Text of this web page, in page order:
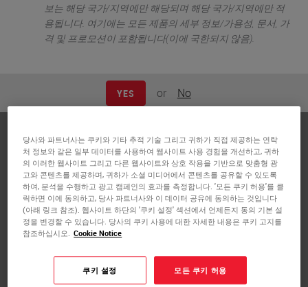
보는 해당 국가/지역에만 해당되며 해당 국가/지역에만 적
용됩니다. 여기에는 모든 제품의 세부 정보/가용성, 문서, 가
격 및 프로모션이 포함됩니다(이에 국한되지 않음).
YES or No
엘리슨 에크 (Allison Eck)
HTL(ASCP)CM, QLS, AHI(AMT)
엘리슨 에크는 펜실베니아주 도일스타운 병원의 수석 조직
임상병리사다. 그녀는 메릴랜드 하포드 커뮤니티 대학에서
조직 검사학을 전공하고 펜실베니아 리커밍 대학에서 생물
학 학사 학위를 받고 졸업한 후 15년간 조직 임상병리사로
일해왔다. 그녀는 ASCP를 통해 조직 임상병리사(HTL) 자격
증과 실험실 안전(QLS) 인증 자격, 그리고 AMT를 통해 연합
보건 강사 (Allied Health Instructor, AHI) 자격증을 보유하고
있다. 엘리슨은 호흡기 질환과 함께 실험실 안전과 인체 공
학에 대해 다양한 전문 컨퍼런스에서 강연했다.
당사와 파트너사는 쿠키와 기타 추적 기술 그리고 귀하가 직접 제공하는 연락
처 정보와 같은 일부 데이터를 사용하여 웹사이트 사용 경험을 개선하고, 귀하
의 이러한 웹사이트 그리고 다른 웹사이트와 상호 작용을 기반으로 맞춤형 광
고와 콘텐츠를 제공하며, 귀하가 소셜 미디어에서 콘텐츠를 공유할 수 있도록
하여, 분석을 수행하고 광고 캠페인의 효과를 측정합니다. '모든 쿠키 허용'를 클
릭하면 이에 동의하고, 당사 파트너사와 이 데이터 공유에 동의하는 것입니다
(아래 링크 참조). 웹사이트 하단의 '쿠키 설정' 섹션에서 언제든지 동의 기본 설
정을 변경할 수 있습니다. 당사의 쿠키 사용에 대한 자세한 내용은 쿠키 고지를
참조하십시오.
Cookie Notice
쿠키 설정 모든 쿠키 허용